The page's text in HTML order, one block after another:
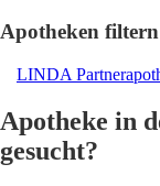
Apotheken filtern
LINDA
Apotheke in
gesucht?